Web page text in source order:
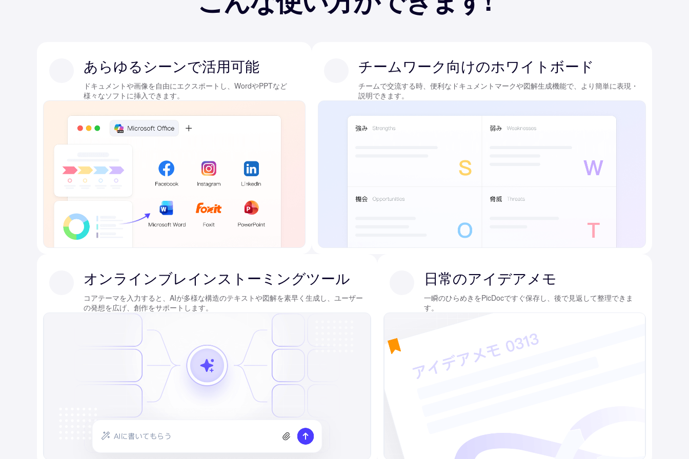
あらゆるシーンで活用可能
ドキュメントや画像を自由にエクスポートし、WordやPPTなど
様々なソフトに挿入できます。
チームワーク向けのホワイトボード
チームで交流する時、便利なドキュメントマークや図解生成機能で、より簡単に表現・
説明できます。
オンラインブレインストーミングツール
コアテーマを入力すると、AIが多様な構造のテキストや図解を素早く生成し、ユーザー
の発想を広げ、創作をサポートします。
日常のアイデアメモ
一瞬のひらめきをPicDocですぐ保存し、後で見返して整理できま
す。